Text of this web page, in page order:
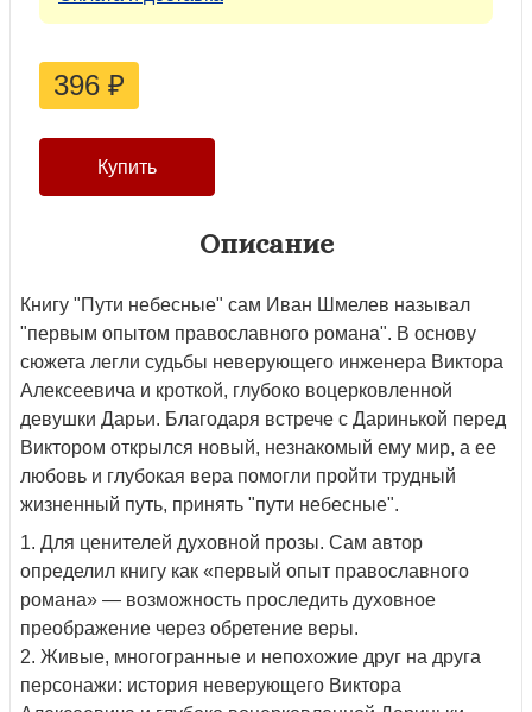
396 ₽
Описание
Книгу "Пути небесные" сам Иван Шмелев называл
"первым опытом православного романа". В основу
сюжета легли судьбы неверующего инженера Виктора
Алексеевича и кроткой, глубоко воцерковленной
девушки Дарьи. Благодаря встрече с Даринькой перед
Виктором открылся новый, незнакомый ему мир, а ее
любовь и глубокая вера помогли пройти трудный
жизненный путь, принять "пути небесные".
1. Для ценителей духовной прозы. Сам автор
определил книгу как «первый опыт православного
романа» — возможность проследить духовное
преображение через обретение веры.
2. Живые, многогранные и непохожие друг на друга
персонажи: история неверующего Виктора